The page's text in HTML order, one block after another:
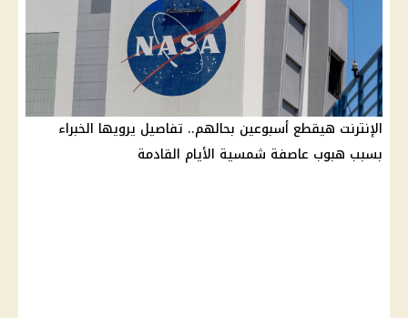
الإنترنت هيقطع أسبوعين بحالهم.. تفاصيل يرويها الخبراء
بسبب هبوب عاصفة شمسية الأيام القادمة